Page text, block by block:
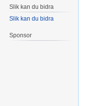
Slik kan du bidra
Slik kan du bidra
Sponsor